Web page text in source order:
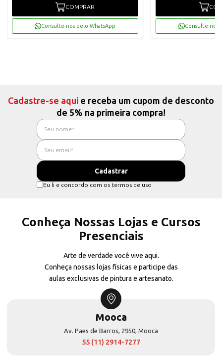
COMPRAR
Consulte-nos pelo WhatsApp Consulte-nos
Cadastre-se aqui e receba um cupom de desconto
de 5% na primeira compra!
Eu li e concordo com os termos de uso
Conheça Nossas Lojas e Cursos
Presenciais
Arte de verdade você vive aqui.
Conheça nossas lojas físicas e participe das
aulas exclusivas de pintura e artesanato.
Mooca
Av. Paes de Barros, 2950, Mooca
55 (11) 2914-7277